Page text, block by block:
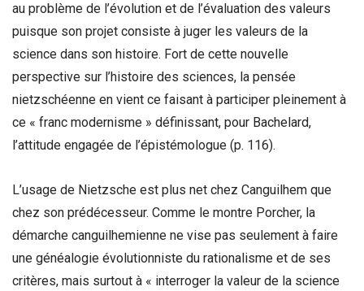
au problème de l’évolution et de l’évaluation des valeurs
puisque son projet consiste à juger les valeurs de la
science dans son histoire. Fort de cette nouvelle
perspective sur l’histoire des sciences, la pensée
nietzschéenne en vient ce faisant à participer pleinement à
ce « franc modernisme » définissant, pour Bachelard,
l’attitude engagée de l’épistémologue (p. 116).
L’usage de Nietzsche est plus net chez Canguilhem que
chez son prédécesseur. Comme le montre Porcher, la
démarche canguilhemienne ne vise pas seulement à faire
une généalogie évolutionniste du rationalisme et de ses
critères, mais surtout à « interroger la valeur de la science